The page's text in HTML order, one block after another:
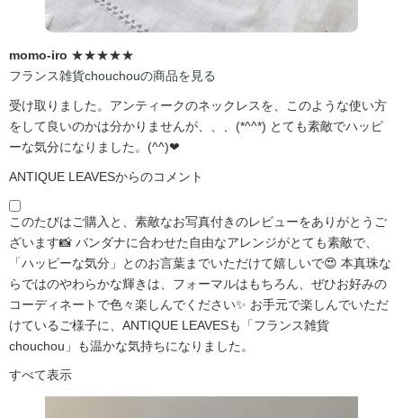
momo-iro ★★★★★
フランス雑貨chouchouの商品を見る
受け取りました。アンティークのネックレスを、このような使い方
をして良いのかは分かりませんが、、、(*^^*) とても素敵でハッピ
ーな気分になりました。(^^)❤
ANTIQUE LEAVESからのコメント
このたびはご購入と、素敵なお写真付きのレビューをありがとうご
ざいます📸 バンダナに合わせた自由なアレンジがとても素敵で、
「ハッピーな気分」とのお言葉までいただけて嬉しいで😍 本真珠な
らではのやわらかな輝きは、フォーマルはもちろん、ぜひお好みの
コーディネートで色々楽しんでください✨ お手元で楽しんでいただ
けているご様子に、ANTIQUE LEAVESも「フランス雑貨
chouchou」も温かな気持ちになりました。
すべて表示